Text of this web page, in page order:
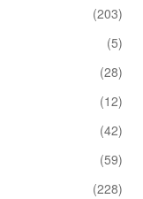
(203)
(5)
(28)
(12)
(42)
(59)
(228)